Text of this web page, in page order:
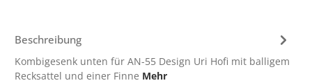
Beschreibung
Kombigesenk unten für AN-55 Design Uri Hofi mit balligem
Recksattel und einer Finne Mehr